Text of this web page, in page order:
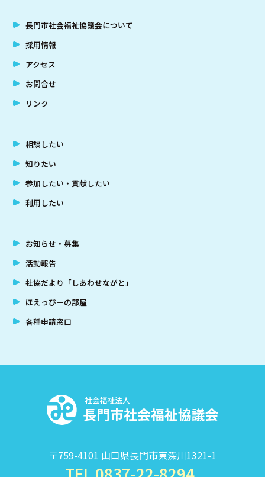
長門市社会福祉協議会について
採用情報
アクセス
お問合せ
リンク
相談したい
知りたい
参加したい・貢献したい
利用したい
お知らせ・募集
活動報告
社協だより「しあわせながと」
ほえっぴーの部屋
各種申請窓口
〒759-4101 山口県長門市東深川1321-1